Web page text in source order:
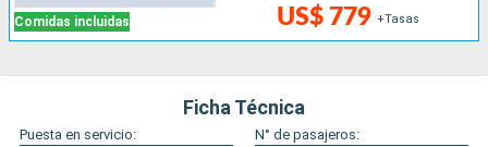
Comidas incluidas US$ 779 +Tasas
Ficha Técnica
Puesta en servicio:
N° de pasajeros: